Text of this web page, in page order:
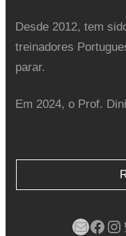
Desde 2012, tem
treinadores
parar.
Em 2024, o Prof.
Mail Facebook Instagram